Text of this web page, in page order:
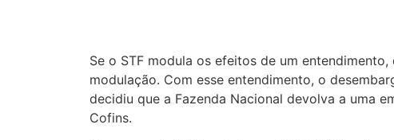
Se o STF modula os efeitos de um
modulação. Com esse entendimento, o
decidiu que a Fazenda Nacional devolva a uma
Cofins.